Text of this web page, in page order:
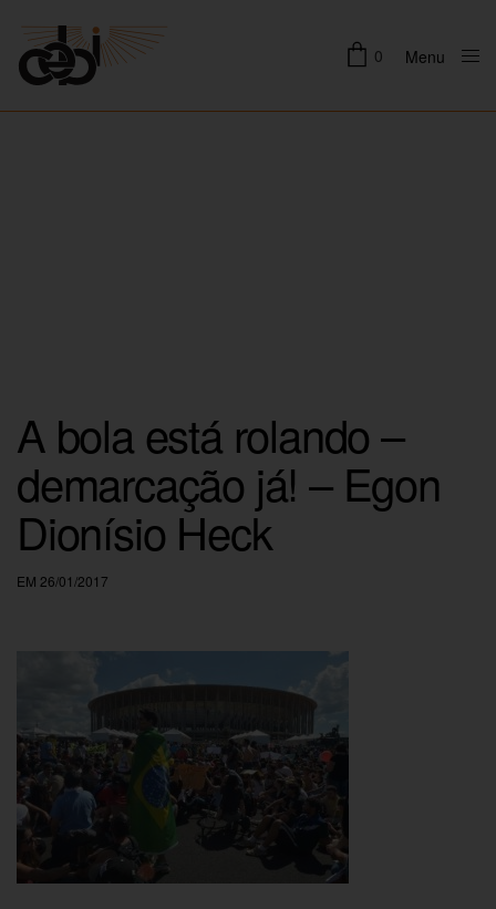
0 Menu
A bola está rolando –
demarcação já! – Egon
Dionísio Heck
EM 26/01/2017